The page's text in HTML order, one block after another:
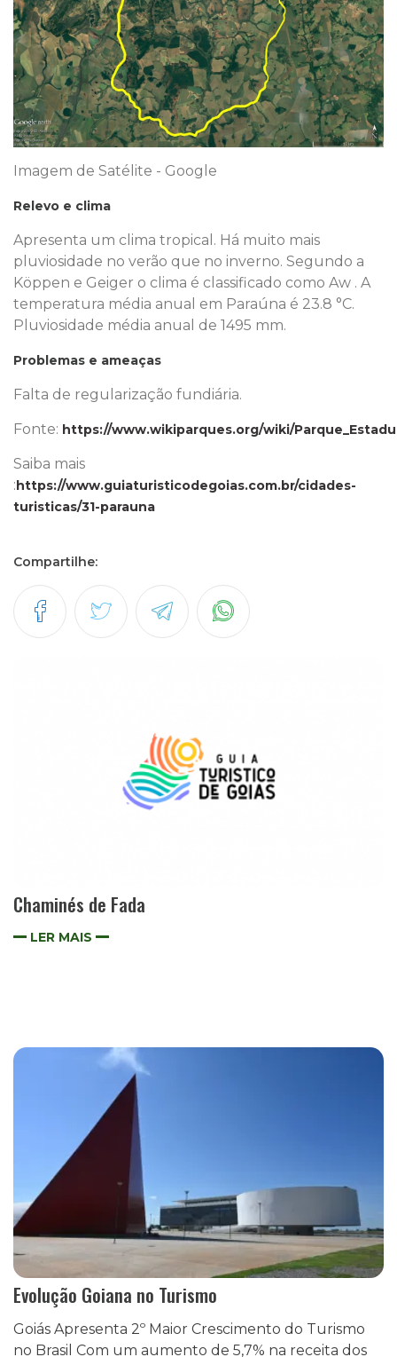
Imagem de Satélite - Google
Relevo e clima
Apresenta um clima tropical. Há muito mais
pluviosidade no verão que no inverno. Segundo a
Köppen e Geiger o clima é classificado como Aw . A
temperatura média anual em Paraúna é 23.8 °C.
Pluviosidade média anual de 1495 mm.
Problemas e ameaças
Falta de regularização fundiária.
Fonte: https://www.wikiparques.org/wiki/
Saiba mais
:https://www.guiaturisticodegoias.com.br/cidades-
turisticas/31-parauna
Compartilhe:
Chaminés de Fada
LER MAIS
Evolução Goiana no Turismo
Goiás Apresenta 2º Maior Crescimento do Turismo
no Brasil Com um aumento de 5,7% na receita dos